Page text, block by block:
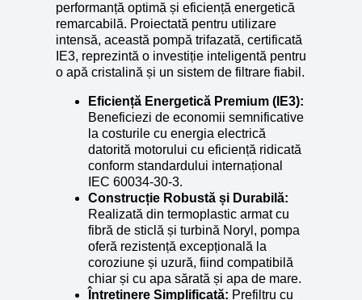
performanță optimă și eficiență energetică
remarcabilă. Proiectată pentru utilizare
intensă, această pompă trifazată, certificată
IE3, reprezintă o investiție inteligentă pentru
o apă cristalină și un sistem de filtrare fiabil.
Eficiență Energetică Premium (IE3):
Beneficiezi de economii semnificative
la costurile cu energia electrică
datorită motorului cu eficiență ridicată
conform standardului internațional
IEC 60034-30-3.
Construcție Robustă și Durabilă:
Realizată din termoplastic armat cu
fibră de sticlă și turbină Noryl, pompa
oferă rezistență excepțională la
coroziune și uzură, fiind compatibilă
chiar și cu apa sărată și apa de mare.
Întreținere Simplificată: Prefiltru cu